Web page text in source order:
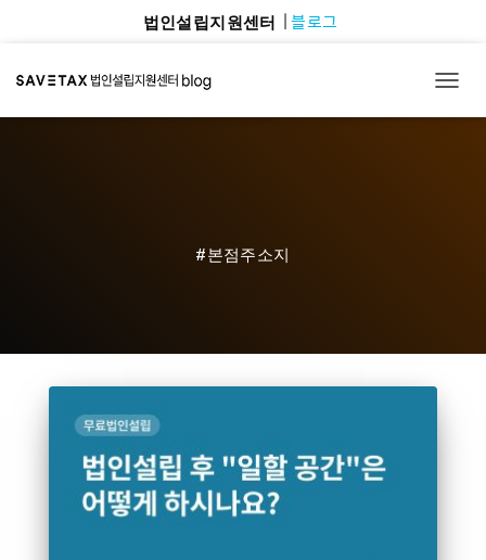
법인설립지원센터 블로그
#본점주소지